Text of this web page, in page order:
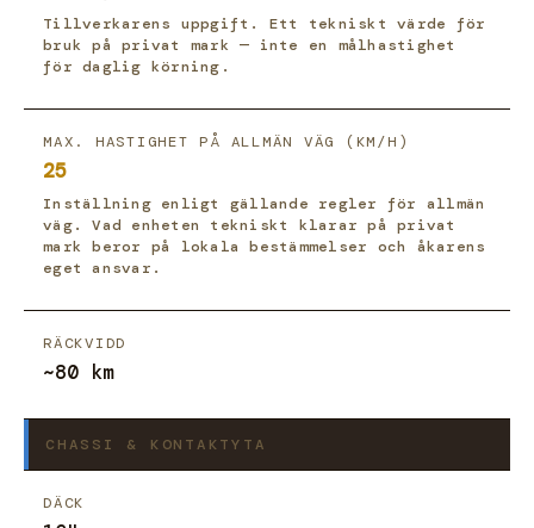
Tillverkarens uppgift. Ett tekniskt värde för
bruk på privat mark — inte en målhastighet
för daglig körning.
MAX. HASTIGHET PÅ ALLMÄN VÄG (KM/H)
25
Inställning enligt gällande regler för allmän
väg. Vad enheten tekniskt klarar på privat
mark beror på lokala bestämmelser och åkarens
eget ansvar.
RÄCKVIDD
~80 km
CHASSI & KONTAKTYTA
DÄCK